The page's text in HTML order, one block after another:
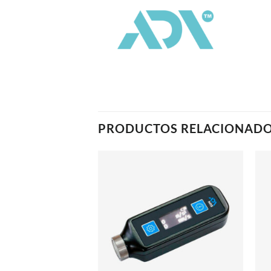
PRODUCTOS